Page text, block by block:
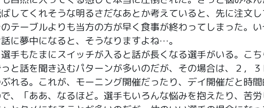
してくれそうな明るさだなあとか考えていると、先に注文し
テーブルよりも当方の方が早く食事が終わってしまった。
に夢中になると、そうなりますよね…。
手もたまにスイッチが入ると話が長くなる選手がいる。こち
と話を聞き込むパターンが多いのだが、その場合は、２，
れる。これが、モーニング開催だったり、デイ開催だと時
、「ああ、なるほど。選手もいろんな悩みを抱えたり、苦